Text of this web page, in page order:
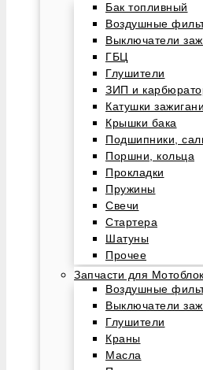
Бак топливный
Воздушные
Выключатели
ГБЦ
Глушители
ЗИП и
Катушки
Крышки бака
Подшипники,
Поршни, кольца
Прокладки
Пружины
Свечи
Стартера
Шатуны
Прочее
Запчасти для
Воздушные
Выключатели
Глушители
Краны
Масла